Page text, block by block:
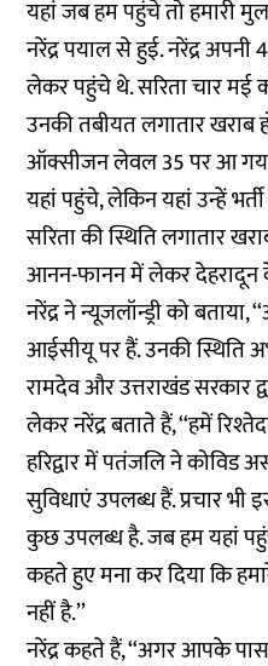
यहां जब हम पहुंचे तो हमारी
नरेंद्र पयाल से हुई. नरेंद्र अपनी
लेकर पहुंचे थे. सरिता चार मई
उनकी तबीयत लगातार खराब
ऑक्सीजन लेवल 35 पर आ
यहां पहुंचे, लेकिन यहां उन्हें
सरिता की स्थिति लगातार
आनन-फानन में लेकर
नरेंद्र ने न्यूजलॉन्ड्री को
आईसीयू पर हैं. उनकी स्थिति
रामदेव और उत्तराखंड सरकार
लेकर नरेंद्र बताते हैं, ‘‘हमें
हरिद्वार में पतंजलि ने कोविड
सुविधाएं उपलब्ध हैं. प्रचार
कुछ उपलब्ध है. जब हम यहां
कहते हुए मना कर दिया कि
नहीं है.’’
नरेंद्र कहते हैं, ‘‘अगर आपके